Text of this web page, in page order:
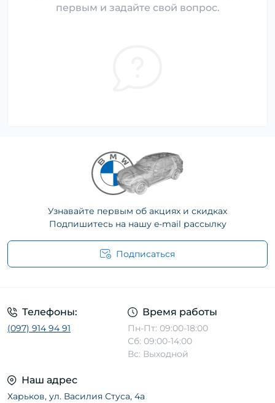
первым и задайте свой вопрос.
Узнавайте первым об акциях и скидках
Подпишитесь на нашу e-mail рассылку
Подписаться
Телефоны:
(097) 914 94 91
Время работы
Пн-Пт: 09:00-18:00
Сб: 09:00-14:00
Вс: Выходной
Наш адрес
Харьков, ул. Василия Стуса, 4а